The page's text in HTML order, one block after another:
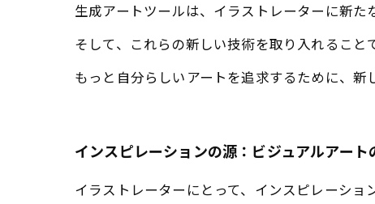
生成アートツールは、イラストレーターに新た
そして、これらの新しい技術を取り入れること
もっと自分らしいアートを追求するために、新
インスピレーションの源：ビジュアルアート
イラストレーターにとって、インスピレーショ